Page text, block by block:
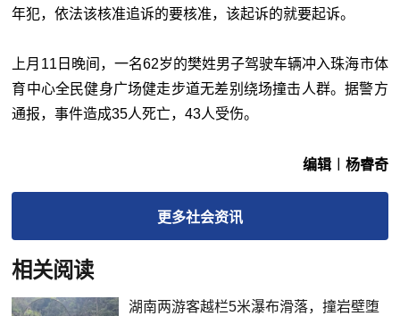
年犯，依法该核准追诉的要核准，该起诉的就要起诉。
上月11日晚间，一名62岁的樊姓男子驾驶车辆冲入珠海市体
育中心全民健身广场健走步道无差别绕场撞击人群。据警方
通报，事件造成35人死亡，43人受伤。
编辑︱杨睿奇
更多社会资讯
相关阅读
湖南两游客越栏5米瀑布滑落，撞岩壁堕